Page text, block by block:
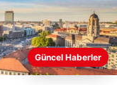
Güncel Haberler